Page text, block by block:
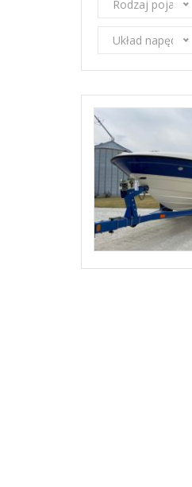
Rodzaj pojazdu
Układ napędowy